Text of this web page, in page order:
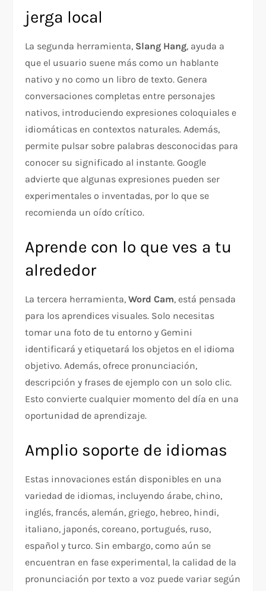
jerga local
La segunda herramienta, Slang Hang, ayuda a
que el usuario suene más como un hablante
nativo y no como un libro de texto. Genera
conversaciones completas entre personajes
nativos, introduciendo expresiones coloquiales e
idiomáticas en contextos naturales. Además,
permite pulsar sobre palabras desconocidas para
conocer su significado al instante. Google
advierte que algunas expresiones pueden ser
experimentales o inventadas, por lo que se
recomienda un oído crítico.
Aprende con lo que ves a tu
alrededor
La tercera herramienta,Word Cam, está pensada
para los aprendices visuales. Solo necesitas
tomar una foto de tu entorno y Gemini
identificará y etiquetará los objetos en el idioma
objetivo. Además, ofrece pronunciación,
descripción y frases de ejemplo con un solo clic.
Esto convierte cualquier momento del día en una
oportunidad de aprendizaje.
Amplio soporte de idiomas
Estas innovaciones están disponibles en una
variedad de idiomas, incluyendo árabe, chino,
inglés, francés, alemán, griego, hebreo, hindi,
italiano, japonés, coreano, portugués, ruso,
español y turco. Sin embargo, como aún se
encuentran en fase experimental, la calidad de la
pronunciación por texto a voz puede variar según